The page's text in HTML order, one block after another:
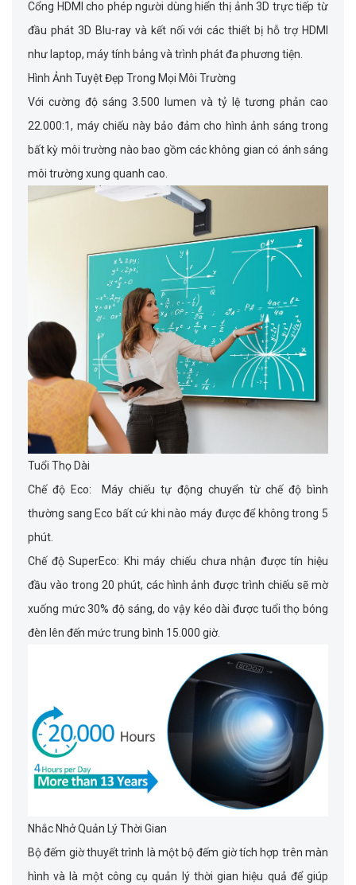
Cổng HDMI cho phép người dùng hiển thị ảnh 3D trực tiếp từ
đầu phát 3D Blu-ray và kết nối với các thiết bị hỗ trợ HDMI
như laptop, máy tính bảng và trình phát đa phương tiện.
Hình Ảnh Tuyệt Đẹp Trong Mọi Môi Trường
Với cường độ sáng 3.500 lumen và tỷ lệ tương phản cao
22.000:1, máy chiếu này bảo đảm cho hình ảnh sáng trong
bất kỳ môi trường nào bao gồm các không gian có ánh sáng
môi trường xung quanh cao.
Tuổi Thọ Dài
Chế độ Eco: Máy chiếu tự động chuyển từ chế độ bình
thường sang Eco bất cứ khi nào máy được để không trong 5
phút.
Chế độ SuperEco: Khi máy chiếu chưa nhận được tín hiệu
đầu vào trong 20 phút, các hình ảnh được trình chiếu sẽ mờ
xuống mức 30% độ sáng, do vậy kéo dài được tuổi thọ bóng
đèn lên đến mức trung bình 15.000 giờ.
Nhắc Nhở Quản Lý Thời Gian
Bộ đếm giờ thuyết trình là một bộ đếm giờ tích hợp trên màn
hình và là một công cụ quản lý thời gian hiệu quả để giúp